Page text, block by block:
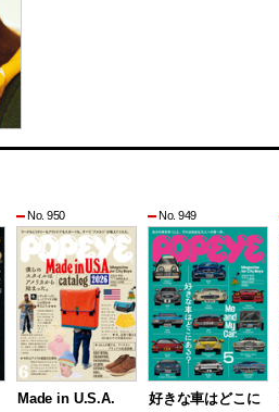
No. 950
Made in U.S.A.
No. 949
好きな車はどこに